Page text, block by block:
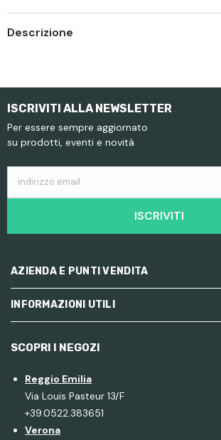
Descrizione
ISCRIVITI ALLA NEWSLETTER
Per essere sempre aggiornato
su prodotti, eventi e novità
indirizzo email
ISCRIVITI
AZIENDA E PUNTI VENDITA
INFORMAZIONI UTILI
SCOPRI I NEGOZI
Reggio Emilia
Via Louis Pasteur 13/F
+39.0522.383651
Verona